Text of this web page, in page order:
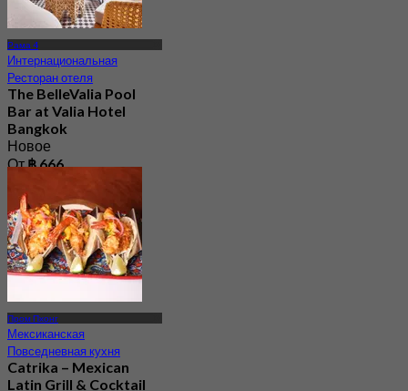
Рама 4
Интернациональная
Ресторан отеля
The BelleValia Pool
Bar at Valia Hotel
Bangkok
Новое
От฿ 666
Пром Пхонг
Мексиканская
Повседневная кухня
Catrika – Mexican
Latin Grill & Cocktail